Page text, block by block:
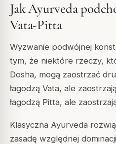
Jak Ayurveda
Vata-Pitta
Wyzwanie podwójnej
tym, że niektóre rzeczy,
Dosha, mogą zaostrzać
łagodzą Vata, ale
łagodzą Pitta, ale
Klasyczna Ayurveda
zasadę względnej